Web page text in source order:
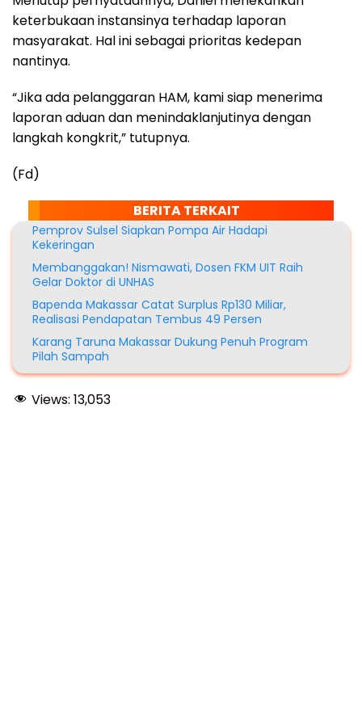
keterbukaan instansinya terhadap laporan
masyarakat. Hal ini sebagai prioritas kedepan
nantinya.
“Jika ada pelanggaran HAM, kami siap menerima
laporan aduan dan menindaklanjutinya dengan
langkah kongkrit,” tutupnya.
(Fd)
BERITA TERKAIT
Pemprov Sulsel Siapkan Pompa Air Hadapi
Kekeringan
Membanggakan! Nismawati, Dosen FKM UIT Raih
Gelar Doktor di UNHAS
Bapenda Makassar Catat Surplus Rp130 Miliar,
Realisasi Pendapatan Tembus 49 Persen
Karang Taruna Makassar Dukung Penuh Program
Pilah Sampah
Views: 13,053